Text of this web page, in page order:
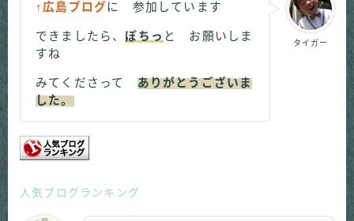
タイガー
↑広島ブログに 参加しています
できましたら、 ぽちっ と お願いしま
すね
みてくださって ありがとうございま
した。
人気ブログランキング